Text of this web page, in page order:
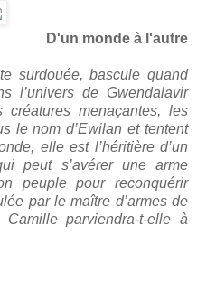
D'un monde à l'autre
surdouée, bascule quand
l’univers de Gwendalavir
menaçantes, les
le nom d’Ewilan et tentent
elle est l’héritière d’un
peut s’avérer une arme
peuple pour reconquérir
par le maître d’armes de
parviendra-t-elle à